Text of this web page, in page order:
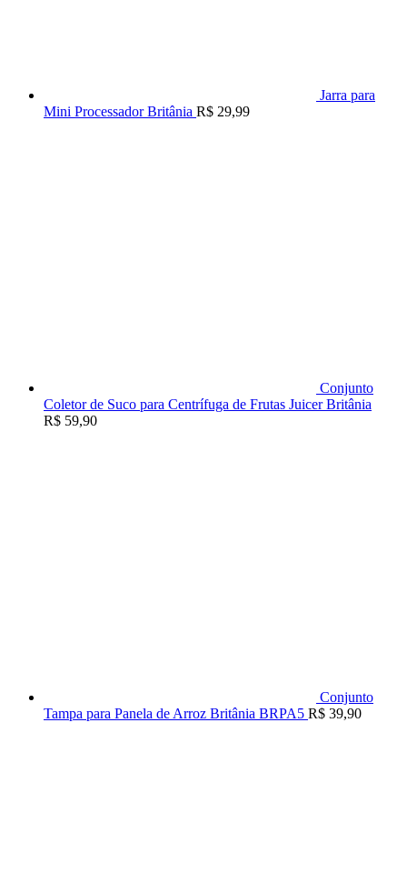
Jarra para
Mini Processador Britânia R$ 29,99
Conjunto
Coletor de Suco para Centrífuga de Frutas Juicer Britânia
R$ 59,90
Conjunto
Tampa para Panela de Arroz Britânia BRPA5 R$ 39,90